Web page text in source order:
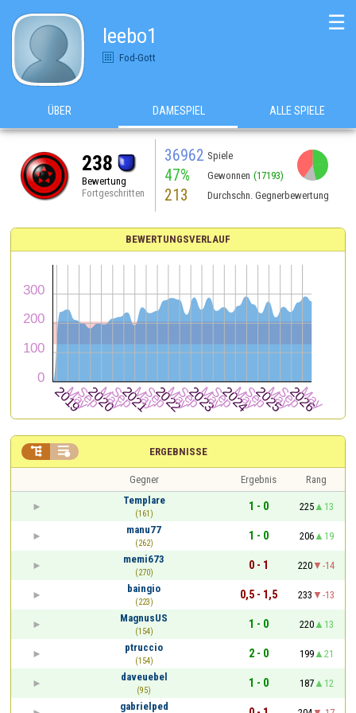
leebo1
Fod-Gott
☰
ÜBER DAMESPIEL ALLE SPIELE
238
Bewertung
Fortgeschritten
36962 Spiele
47% Gewonnen (17193)
213 Durchschn. Gegnerbewertung
BEWERTUNGSVERLAUF
ERGEBNISSE
 
Gegner Ergebnis
Rang
Templare
(161)
1 - 0 225
13
manu77
(262)
1 - 0 206
19
memi673
(270)
0 - 1 220
-14
baingio
(223)
0,5 - 1,5 233
-13
MagnusUS
(154)
1 - 0 220
13
ptruccio
(154)
2 - 0 199
21
daveuebel
(95)
1 - 0 187
12
gabrielped